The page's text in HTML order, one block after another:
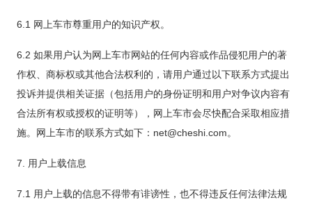
6.1 网上车市尊重用户的知识产权。
6.2 如果用户认为网上车市网站的任何内容或作品侵犯用户的著
作权、商标权或其他合法权利的，请用户通过以下联系方式提出
投诉并提供相关证据（包括用户的身份证明和用户对争议内容有
合法所有权或授权的证明等），网上车市会尽快配合采取相应措
施。网上车市的联系方式如下：net@cheshi.com。
7. 用户上载信息
7.1 用户上载的信息不得带有诽谤性，也不得违反任何法律法规